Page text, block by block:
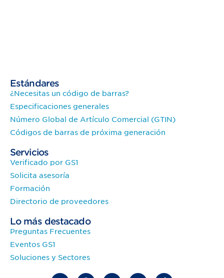
Estándares
¿Necesitas un código de barras?
Especificaciones generales
Número Global de Artículo Comercial (GTIN)
Códigos de barras de próxima generación
Servicios
Verificado por GS1
Solicita asesoría
Formación
Directorio de proveedores
Lo más destacado
Preguntas Frecuentes
Eventos GS1
Soluciones y Sectores